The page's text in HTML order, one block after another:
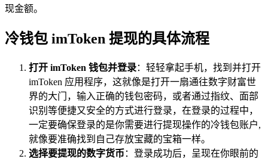
现金额。
冷钱包 imToken 提现的具体流程
打开 imToken 钱包并登录：轻轻拿起手机，找到并打开
imToken 应用程序，这就像是打开一扇通往数字财富世
界的大门，输入正确的钱包密码，或者通过指纹、面部
识别等便捷又安全的方式进行登录，在登录的过程中，
一定要确保登录的是你需要进行提现操作的冷钱包账户,
就像要准确找到自己存放宝藏的宝箱一样。
选择要提现的数字货币 ：登录成功后，呈现在你眼前的